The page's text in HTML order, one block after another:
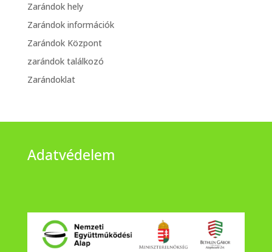
Zarándok hely
Zarándok információk
Zarándok Központ
zarándok találkozó
Zarándoklat
Adatvédelem